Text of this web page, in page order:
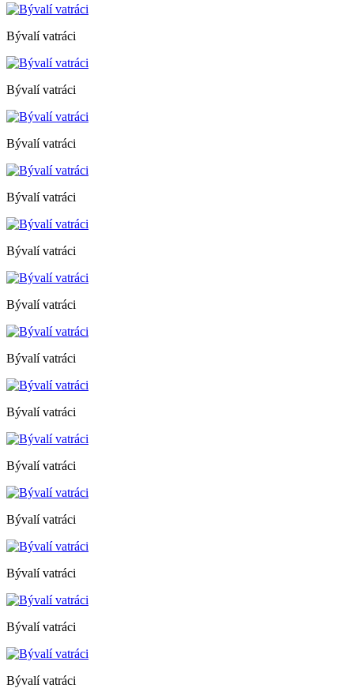
Bývalí vatráci
Bývalí vatráci
Bývalí vatráci
Bývalí vatráci
Bývalí vatráci
Bývalí vatráci
Bývalí vatráci
Bývalí vatráci
Bývalí vatráci
Bývalí vatráci
Bývalí vatráci
Bývalí vatráci
Bývalí vatráci